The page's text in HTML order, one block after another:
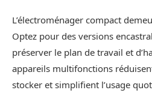
L’électroménager compact
Optez pour des versions
préserver le plan de travail et
appareils multifonctions
stocker et simplifient l’usage